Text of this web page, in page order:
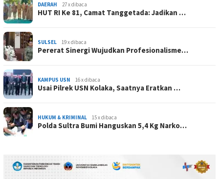
DAERAH 27 x dibaca
HUT RI Ke 81, Camat Tanggetada: Jadikan …
SULSEL 19 x dibaca
Pererat Sinergi Wujudkan Profesionalisme…
KAMPUS USN 16 x dibaca
Usai Pilrek USN Kolaka, Saatnya Eratkan …
HUKUM & KRIMINAL 15 x dibaca
Polda Sultra Bumi Hanguskan 5,4 Kg Narko…